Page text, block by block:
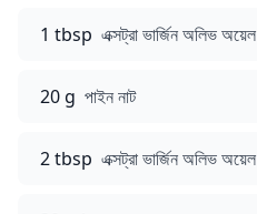
1 tbsp এক্সট্রা ভার্জিন অলিভ অয়েল
20 g পাইন নাট
2 tbsp এক্সট্রা ভার্জিন অলিভ অয়েল